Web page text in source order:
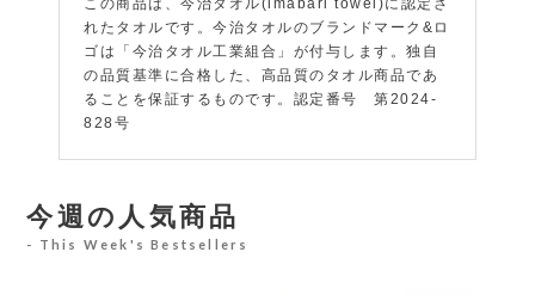
この商品は、今治タオル(imabari towel)に認定さ
れたタオルです。今治タオルのブランドマーク&ロ
ゴは「今治タオル工業組合」が付与します。独自
の品質基準に合格した、高品質のタオル商品であ
ることを保証するものです。認定番号 第2024-
828号
今週の人気商品
This Week's Bestsellers